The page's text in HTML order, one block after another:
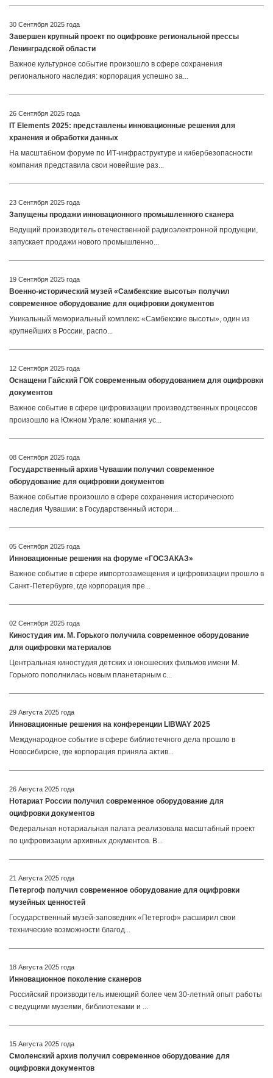
30 Сентября 2025 года
Завершен крупный проект по оцифровке региональной прессы
Ленинградской области
Важное культурное событие произошло в сфере сохранения
регионального наследия: корпорация успешно за...
26 Сентября 2025 года
IT Elements 2025: представлены инновационные решения для
хранения и обработки данных
На масштабном форуме по ИТ-инфраструктуре и кибербезопасности
компания представила свои новейшие раз...
23 Сентября 2025 года
Запущены продажи инновационного промышленного сканера
Ведущий производитель отечественной радиоэлектронной продукции,
запускает продажи нового промышленно...
19 Сентября 2025 года
Военно-исторический музей «Самбекские высоты» получил
современное оборудование для оцифровки документов
Уникальный мемориальный комплекс «Самбекские высоты», один из
крупнейших в России, распо...
12 Сентября 2025 года
Оснащени Гайский ГОК современным оборудованием для оцифровки
документов
Важное событие в сфере цифровизации производственных процессов
произошло на Южном Урале: компания ус...
08 Сентября 2025 года
Государственный архив Чувашии получил современное
оборудование для оцифровки документов
Важное событие произошло в сфере сохранения исторического
наследия Чувашии: в Государственный истори...
05 Сентября 2025 года
Инновационные решения на форуме «ГОСЗАКАЗ»
Важное событие в сфере импортозамещения и цифровизации прошло в
Санкт-Петербурге, где корпорация пре...
02 Сентября 2025 года
Киностудия им. М. Горького получила современное оборудование
для оцифровки материалов
Центральная киностудия детских и юношеских фильмов имени М.
Горького пополнилась новым планетарным с...
29 Августа 2025 года
Инновационные решения на конференции LIBWAY 2025
Международное событие в сфере библиотечного дела прошло в
Новосибирске, где корпорация приняла актив...
26 Августа 2025 года
Нотариат России получил современное оборудование для
оцифровки документов
Федеральная нотариальная палата реализовала масштабный проект
по цифровизации архивных документов. В...
21 Августа 2025 года
Петергоф получил современное оборудование для оцифровки
музейных ценностей
Государственный музей-заповедник «Петергоф» расширил свои
технические возможности благод...
18 Августа 2025 года
Инновационное поколение сканеров
Российский производитель имеющий более чем 30-летний опыт работы
с ведущими музеями, библиотеками и ...
15 Августа 2025 года
Смоленский архив получил современное оборудование для
оцифровки документов